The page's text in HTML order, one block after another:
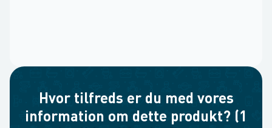
Hvor tilfreds er du med vores
information om dette produkt? (1